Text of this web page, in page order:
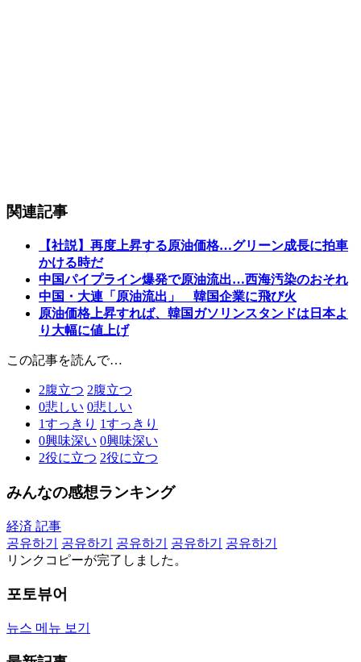
関連記事
【社説】再度上昇する原油価格…グリーン成長に拍車
かける時だ
中国パイプライン爆発で原油流出…西海汚染のおそれ
中国・大連「原油流出」 韓国企業に飛び火
原油価格上昇すれば、韓国ガソリンスタンドは日本よ
り大幅に値上げ
この記事を読んで…
2腹立つ 2腹立つ
0悲しい 0悲しい
1すっきり 1すっきり
0興味深い 0興味深い
2役に立つ 2役に立つ
みんなの感想ランキング
経済 記事
공유하기
공유하기 공유하기 공유하기
공유하기
リンクコピーが完了しました。
포토뷰어
뉴스 메뉴 보기